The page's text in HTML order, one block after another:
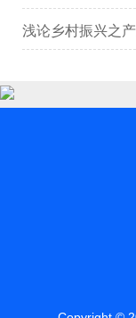
浅论乡村振兴之